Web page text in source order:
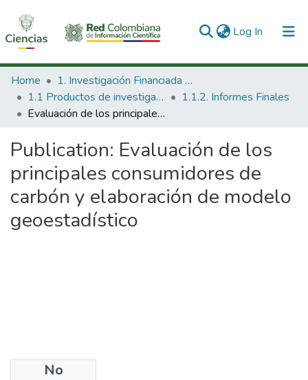
Log In (current)
Communities & Collections
All of DSpace
Home
1. Investigación Financiada con Recursos Públicos
1.1 Productos de investigación
1.1.2. Informes Finales
Evaluación de los principales consumidores de carbón y elaboración de modelo geoestadístico
Publication: Evaluación de los
principales consumidores de
carbón y elaboración de modelo
geoestadístico
No